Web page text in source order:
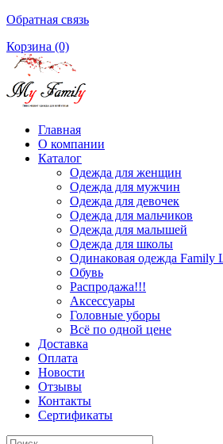
Обратная связь
Корзина (0)
Главная
О компании
Каталог
Одежда для женщин
Одежда для мужчин
Одежда для девочек
Одежда для мальчиков
Одежда для малышей
Одежда для школы
Одинаковая одежда Family
Обувь
Распродажа!!!
Аксессуары
Головные уборы
Всё по одной цене
Доставка
Оплата
Новости
Отзывы
Контакты
Сертификаты